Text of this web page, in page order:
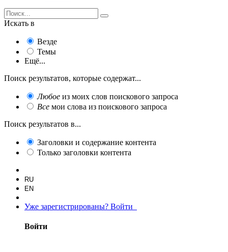
Искать в
Везде
Темы
Ещё...
Поиск результатов, которые содержат...
Любое из моих слов поискового запроса
Все мои слова из поискового запроса
Поиск результатов в...
Заголовки и содержание контента
Только заголовки контента
RU
EN
Уже зарегистрированы? Войти
Войти